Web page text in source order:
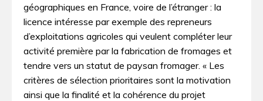
géographiques en France, voire de l’étranger : la
licence intéresse par exemple des repreneurs
d’exploitations agricoles qui veulent compléter leur
activité première par la fabrication de fromages et
tendre vers un statut de paysan fromager. « Les
critères de sélection prioritaires sont la motivation
ainsi que la finalité et la cohérence du projet